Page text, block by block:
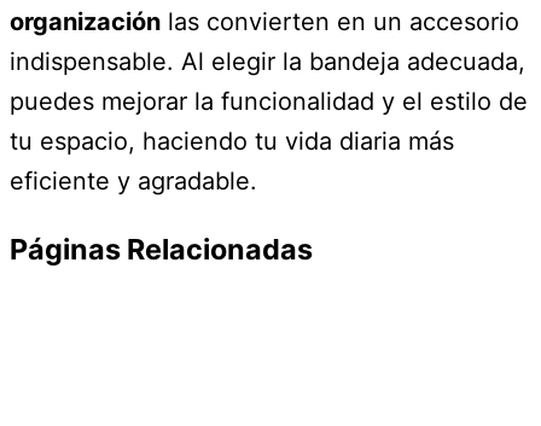
organización las convierten en un accesorio
indispensable. Al elegir la bandeja adecuada,
puedes mejorar la funcionalidad y el estilo de
tu espacio, haciendo tu vida diaria más
eficiente y agradable.
Páginas Relacionadas